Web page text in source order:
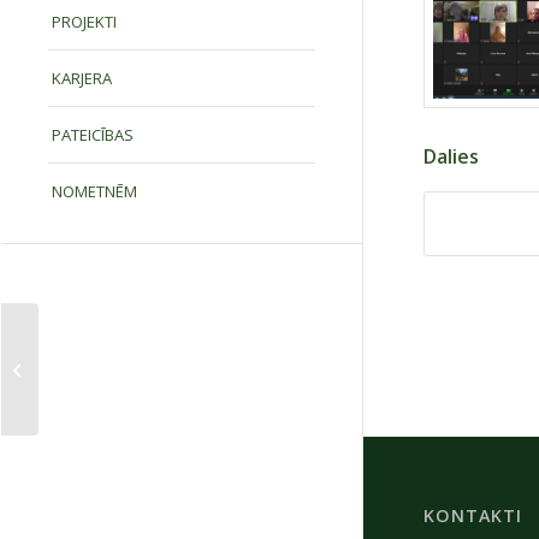
PROJEKTI
KARJERA
PATEICĪBAS
NOMETNĒM
Dalies
KONTAKTI